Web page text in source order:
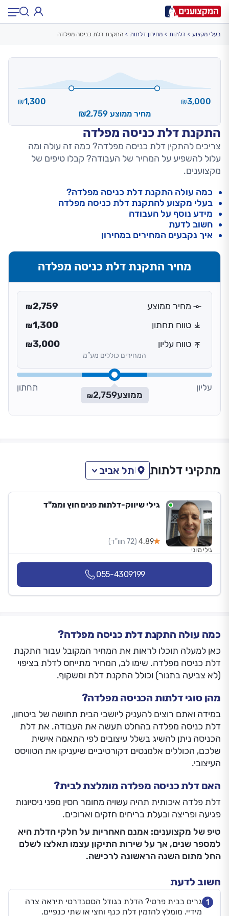
התקנת דלת כניסה מפלדה
צריכים להתקין דלת כניסה מפלדה? כמה זה עולה ומה
עלול להשפיע על המחיר של העבודה? קבלו טיפים של
מקצוענים.
₪3,000
₪1,300
מחיר ממוצע ₪2,759
בעלי מקצוע דלתות מחירון דלתות התקנת דלת כניסה מפלדה
כמה עולה התקנת דלת כניסה מפלדה?
בעלי מקצוע להתקנת דלת כניסה מפלדה
מידע נוסף על העבודה
חשוב לדעת
איך נקבעים המחירים במחירון
מחיר התקנת דלת כניסה מפלדה
מחיר ממוצע ₪2,759
טווח תחתון
₪1,300
טווח עליון
₪3,000
המחירים כוללים מע”מ
עליון
ממוצע ₪2,759
תחתון
מתקיני דלתות תל אביב
גילי שיווק-דלתות פנים חוץ וממ"ד
4.89 (72 חוו"ד)
גילי מיוני
055-4309199
כמה עולה התקנת דלת כניסה מפלדה?
כאן למעלה תוכלו לראות את המחיר המקובל עבור התקנת
דלת כניסה מפלדה. שימו לב, המחיר מתייחס לדלת בציפוי
(לא צביעה בתנור) וכולל התקנת דלת ומשקוף.
מהן סוגי דלתות הכניסה מפלדה?
במידה ואתם רוצים להעניק ליושבי הבית תחושה של ביטחון,
דלת כניסה מפלדה בהחלט תעשה את העבודה. את דלת
הכניסה ניתן להשיג בשלל עיצובים לפי התאמה אישית
שלכם, הכוללים אלמנטים דקורטיביים שיעניקו את הטוויסט
העיצובי.
האם דלת כניסה מפלדה מומלצת לבית?
דלת פלדה איכותית תהיה עשויה מחומר חסין מפני ניסיונות
פגיעה ופריצה ובעלת בריחים חזקים וארוכים.
טיפ של מקצוענים: אמנם האחריות על חלקי הדלת היא
למספר שנים, אך על שירות התיקון עצמו תאלצו לשלם
החל מתום השנה הראשונה לרכישה.
חשוב לדעת
1 גרים בבית פרטי? הדלת בגודל הסטנדרטי תיראה צרה
מידיי. מומלץ להזמין דלת כנף וחצי או שתי כנפיים.